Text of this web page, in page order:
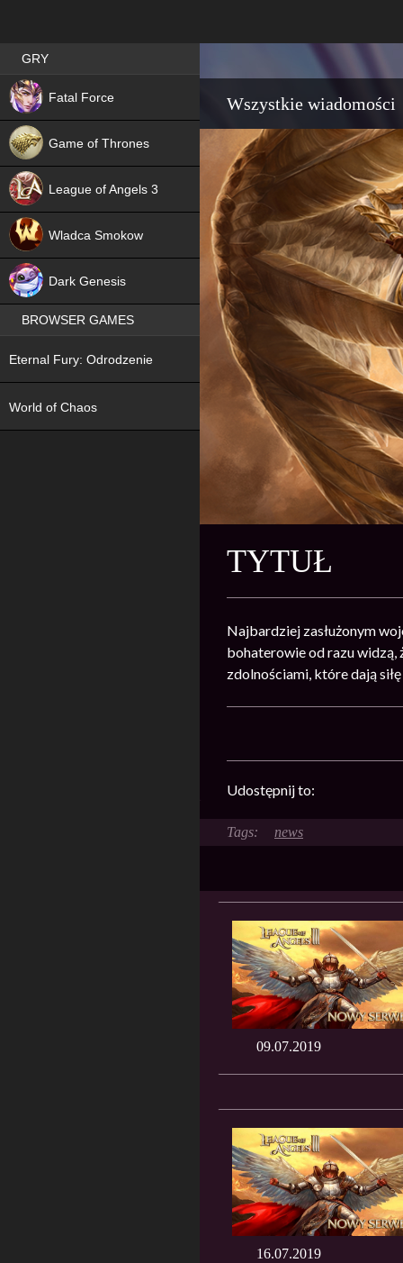
Wszystkie wiadomości
TYTUŁ
Najbardziej zasłużonym
bohaterowie od razu widzą,
zdolnościami, które dają
Udostępnij to:
news
09.07.2019
16.07.2019
Best RPG games in Poland
GRY
Fatal Force
NEW
Game of Thrones
League of Angels 3
Wladca Smokow
Dark Genesis
BROWSER GAMES
Eternal Fury: Odrodzenie
World of Chaos